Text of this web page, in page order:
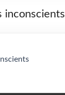
inconscients